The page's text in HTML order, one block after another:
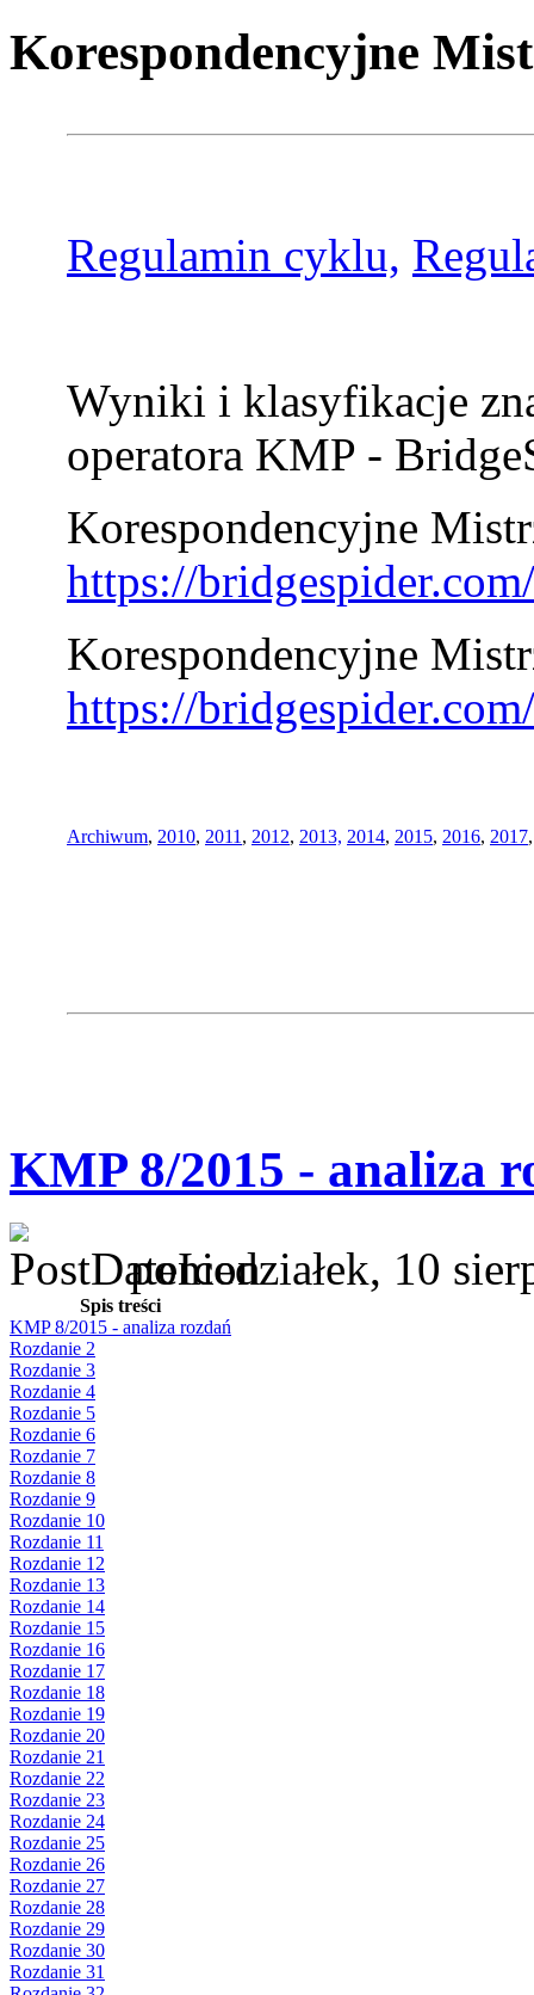
Korespondencyjne
Regulamin cyklu,
Wyniki i klasyfikacje
operatora KMP -
Korespondencyjne
https://
Korespondencyjne
https://
Archiwum, 2010, 2011 , 2012, 2013, 2014, 2015, 2016, 2017
KMP 8/2015 - analiza
poniedziałek, 10
Spis treści
KMP 8/2015 - analiza rozdań
Rozdanie 2
Rozdanie 3
Rozdanie 4
Rozdanie 5
Rozdanie 6
Rozdanie 7
Rozdanie 8
Rozdanie 9
Rozdanie 10
Rozdanie 11
Rozdanie 12
Rozdanie 13
Rozdanie 14
Rozdanie 15
Rozdanie 16
Rozdanie 17
Rozdanie 18
Rozdanie 19
Rozdanie 20
Rozdanie 21
Rozdanie 22
Rozdanie 23
Rozdanie 24
Rozdanie 25
Rozdanie 26
Rozdanie 27
Rozdanie 28
Rozdanie 29
Rozdanie 30
Rozdanie 31